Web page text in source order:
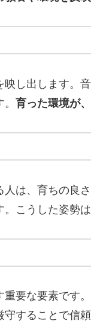
し出します。
育った環境が
は、育ちの良
。こうした姿勢
要な要素です。
することで信